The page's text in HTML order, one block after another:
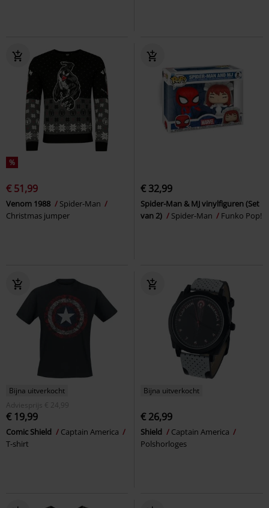
%
€ 51,99
Venom 1988
Spider-Man
Christmas jumper
€ 32,99
Spider-Man & MJ vinylfiguren (Set
van 2)
Spider-Man Funko Pop!
Bijna uitverkocht
Adviesprijs
€ 24,99
€ 19,99
Comic Shield
Captain America
T-shirt
Bijna uitverkocht
€ 26,99
Shield
Captain America
Polshorloges